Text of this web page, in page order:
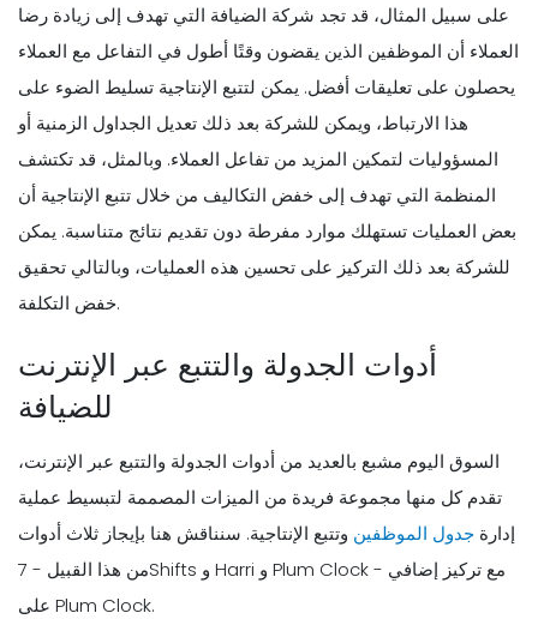
على سبيل المثال، قد تجد شركة الضيافة التي تهدف إلى زيادة رضا
العملاء أن الموظفين الذين يقضون وقتًا أطول في التفاعل مع العملاء
يحصلون على تعليقات أفضل. يمكن لتتبع الإنتاجية تسليط الضوء على
هذا الارتباط، ويمكن للشركة بعد ذلك تعديل الجداول الزمنية أو
المسؤوليات لتمكين المزيد من تفاعل العملاء. وبالمثل، قد تكتشف
المنظمة التي تهدف إلى خفض التكاليف من خلال تتبع الإنتاجية أن
بعض العمليات تستهلك موارد مفرطة دون تقديم نتائج متناسبة. يمكن
للشركة بعد ذلك التركيز على تحسين هذه العمليات، وبالتالي تحقيق
خفض التكلفة.
أدوات الجدولة والتتبع عبر الإنترنت
للضيافة
السوق اليوم مشبع بالعديد من أدوات الجدولة والتتبع عبر الإنترنت،
تقدم كل منها مجموعة فريدة من الميزات المصممة لتبسيط عملية
إدارة جدول الموظفين وتتبع الإنتاجية. سنناقش هنا بإيجاز ثلاث أدوات
من هذا القبيل - 7Shifts و Harri و Plum Clock - مع تركيز إضافي
على Plum Clock.